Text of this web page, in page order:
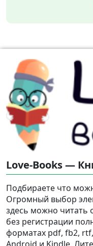
Love-Books —
Подбираете что
Огромный выбор
здесь можно читать
без регистрации
форматах pdf, fb2,
Android и Kindle.